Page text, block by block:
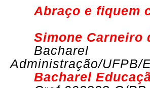
Abraço e fiquem
Simone Carneiro
Administração/UFPB/
Bacharel